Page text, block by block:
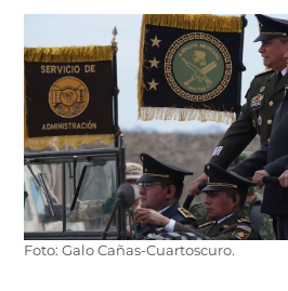
Foto: Galo Cañas-Cuartoscuro.